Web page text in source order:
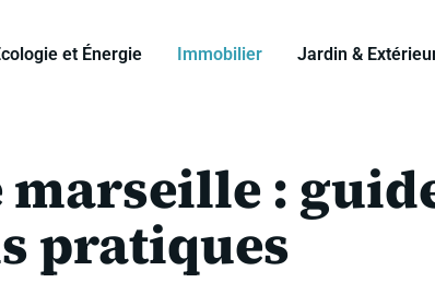
et Énergie Immobilier Jardin &
:
pratiques